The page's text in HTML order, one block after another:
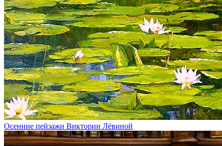
Осенние пейзажи Виктории Лёвиной